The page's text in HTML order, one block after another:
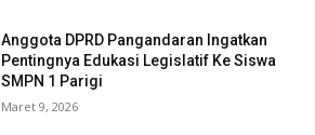
Anggota DPRD Pangandaran Ingatkan
Pentingnya Edukasi Legislatif Ke Siswa
SMPN 1 Parigi
Maret 9, 2026